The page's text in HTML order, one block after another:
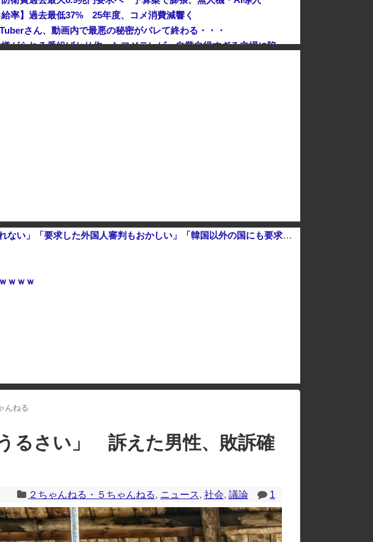
給率】過去最低37% 25年度、コメ消費減響く
さん、動画内で最悪の秘密がバレて終わる・・・
視聴者に嫌がられる番組ばかり作ったフジテレビ、自業自得すぎる立場に陥ってしまい……
【えｗ】韓国サッカー協会が外国人審判を性接待疑惑 → 韓国ネットに動揺広がる「信じられない」「要求した外国人審判もおかしい」「韓国以外の国にも要求しているのでは」
ｗｗｗ
なったり、サイト全体のレイアウトが崩れたりする場合があります。
んねる
るさい」 訴えた男性、敗訴確
２ちゃんねる・５ちゃんねる, ニュース, 社会, 議論 1